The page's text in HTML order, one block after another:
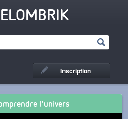
Inscription
l'univers